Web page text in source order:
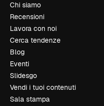
Chi siamo
Recensioni
Lavora con noi
Cerca tendenze
Blog
Eventi
Slidesgo
Vendi i tuoi contenuti
Sala stampa